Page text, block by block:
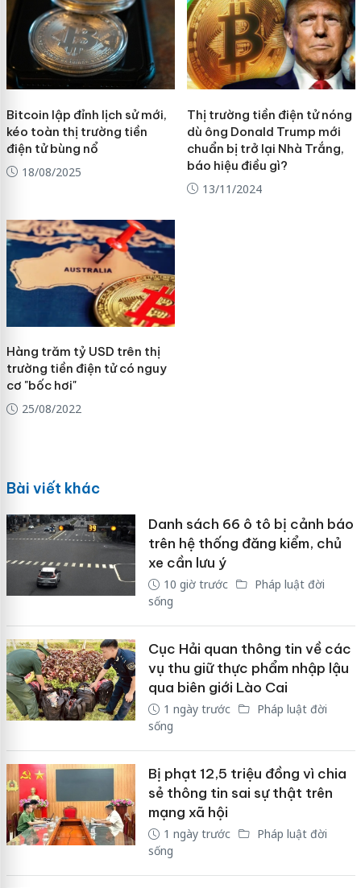
Bitcoin lập đỉnh lịch sử mới,
kéo toàn thị trường tiền
điện tử bùng nổ
18/08/2025
Thị trường tiền điện tử nóng
dù ông Donald Trump mới
chuẩn bị trở lại Nhà Trắng,
báo hiệu điều gì?
13/11/2024
Hàng trăm tỷ USD trên thị
trường tiền điện tử có nguy
cơ "bốc hơi"
25/08/2022
Bài viết khác
Danh sách 66 ô tô bị cảnh báo
trên hệ thống đăng kiểm, chủ
xe cần lưu ý
10 giờ trước
Pháp luật đời
sống
Cục Hải quan thông tin về các
vụ thu giữ thực phẩm nhập lậu
qua biên giới Lào Cai
1 ngày trước
Pháp luật đời
sống
Bị phạt 12,5 triệu đồng vì chia
sẻ thông tin sai sự thật trên
mạng xã hội
1 ngày trước
Pháp luật đời
sống